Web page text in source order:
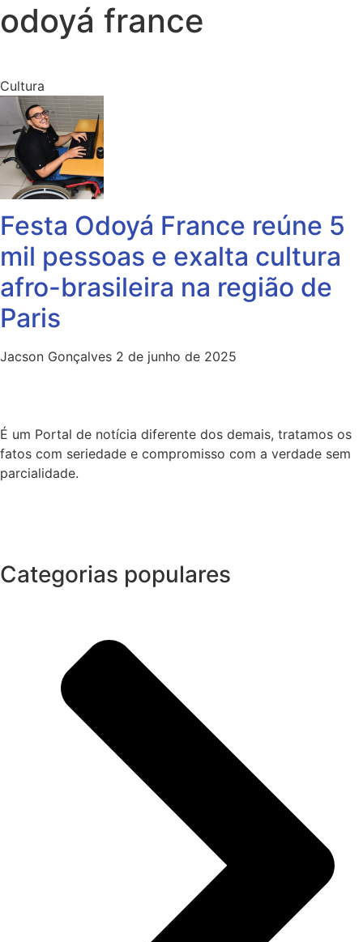
odoyá france
Cultura
Festa Odoyá France reúne 5
mil pessoas e exalta cultura
afro-brasileira na região de
Paris
Jacson Gonçalves 2 de junho de 2025
É um Portal de notícia diferente dos demais, tratamos os
fatos com seriedade e compromisso com a verdade sem
parcialidade.
Categorias populares